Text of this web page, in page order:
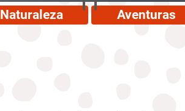
Naturaleza Aventuras